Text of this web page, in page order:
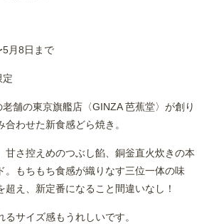
5月8日まで
定
舗の東京旗艦店〈GINZA 芭蕉堂〉が創り
わせた新食感どら焼き。
甘さ控えめのつぶし餡、銅釡直火炊きの本
。もちもち食感が織りなす三位一体の味
超え、新定番になること間違いなし！
るサイズ感もうれしいです。